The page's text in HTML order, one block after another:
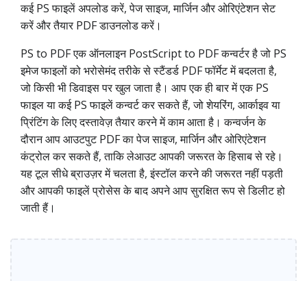
कई PS फाइलें अपलोड करें, पेज साइज, मार्जिन और ओरिएंटेशन सेट
करें और तैयार PDF डाउनलोड करें।
PS to PDF एक ऑनलाइन PostScript to PDF कन्वर्टर है जो PS
इमेज फाइलों को भरोसेमंद तरीके से स्टैंडर्ड PDF फॉर्मेट में बदलता है,
जो किसी भी डिवाइस पर खुल जाता है। आप एक ही बार में एक PS
फाइल या कई PS फाइलें कन्वर्ट कर सकते हैं, जो शेयरिंग, आर्काइव या
प्रिंटिंग के लिए दस्तावेज़ तैयार करने में काम आता है। कन्वर्जन के
दौरान आप आउटपुट PDF का पेज साइज, मार्जिन और ओरिएंटेशन
कंट्रोल कर सकते हैं, ताकि लेआउट आपकी जरूरत के हिसाब से रहे।
यह टूल सीधे ब्राउज़र में चलता है, इंस्टॉल करने की जरूरत नहीं पड़ती
और आपकी फाइलें प्रोसेस के बाद अपने आप सुरक्षित रूप से डिलीट हो
जाती हैं।